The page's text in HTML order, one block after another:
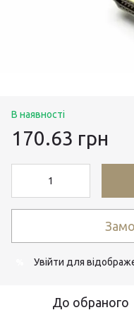
В наявності
170.63 грн
Увійти для
До обраного